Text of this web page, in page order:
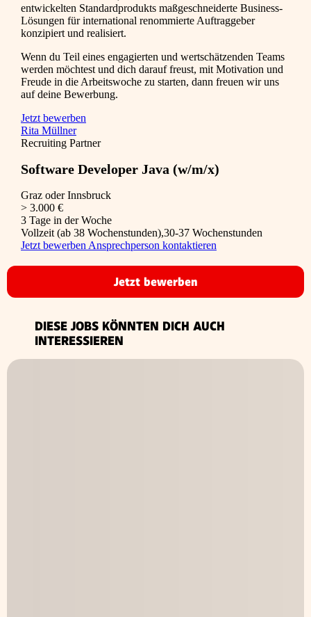
entwickelten Standardprodukts maßgeschneiderte Business-
Lösungen für international renommierte Auftraggeber
konzipiert und realisiert.
Wenn du Teil eines engagierten und wertschätzenden Teams
werden möchtest und dich darauf freust, mit Motivation und
Freude in die Arbeitswoche zu starten, dann freuen wir uns
auf deine Bewerbung.
Jetzt bewerben
Rita Müllner
Recruiting Partner
Software Developer Java (w/m/x)
Graz oder Innsbruck
> 3.000 €
3 Tage in der Woche
Vollzeit (ab 38 Wochenstunden),30-37 Wochenstunden
Jetzt bewerben Ansprechperson kontaktieren
Jetzt bewerben
DIESE JOBS KÖNNTEN DICH AUCH
INTERESSIEREN